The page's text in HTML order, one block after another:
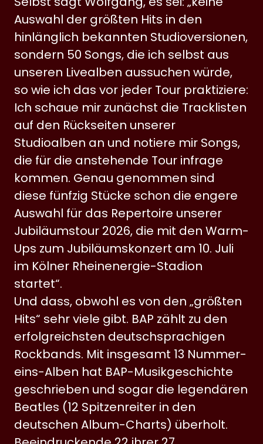
Auswahl der größten Hits in den
hinlänglich bekannten Studioversionen,
sondern 50 Songs, die ich selbst aus
unseren Livealben aussuchen würde,
so wie ich das vor jeder Tour praktiziere:
Ich schaue mir zunächst die Tracklisten
auf den Rückseiten unserer
Studioalben an und notiere mir Songs,
die für die anstehende Tour infrage
kommen. Genau genommen sind
diese fünfzig Stücke schon die engere
Auswahl für das Repertoire unserer
Jubiläumstour 2026, die mit den Warm-
Ups zum Jubiläumskonzert am 10. Juli
im Kölner Rheinenergie-Stadion
startet“.
Und dass, obwohl es von den „größten
Hits“ sehr viele gibt. BAP zählt zu den
erfolgreichsten deutschsprachigen
Rockbands. Mit insgesamt 13 Nummer-
eins-Alben hat BAP-Musikgeschichte
geschrieben und sogar die legendären
Beatles (12 Spitzenreiter in den
deutschen Album-Charts) überholt.